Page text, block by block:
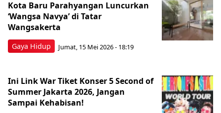
Gaya Hidup
Kota Baru Parahyangan Luncurkan
‘Wangsa Navya’ di Tatar
Wangsakerta
Jumat, 15 Mei 2026 - 18:19
Ini Link War Tiket Konser 5 Second of
Summer Jakarta 2026, Jangan
Sampai Kehabisan!